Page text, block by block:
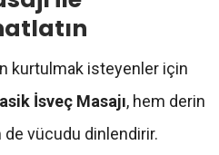
kurtulmak isteyenler için
İsveç Masajı, hem derin
vücudu dinlendirir.